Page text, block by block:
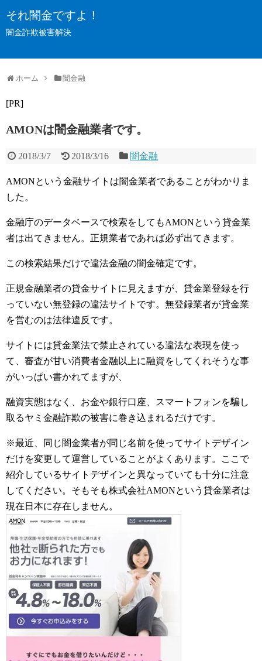
それ闇金ですよ！
闇金詐欺被害解決
ホーム 闇金融
[PR]
AMONは闇金融業者です。
2018/3/7 2018/3/16 闇金融
AMONという金融サイトは闇金業者であることがわかりま
した。
金融庁のデータベースで検索をしてもAMONという貸金業
者は出てきません。正規業者であれば必ず出てきます。
この検索結果だけで違法金融の闇金確定です。
正規金融業者の貸金サイトに見えますが、貸金業登録を行
っていない無登録の違法サイトです。無登録業者が貸金業
を営むのは法律違反です。
サイトには貸金業法で禁止されている違法な表現を使っ
て、審査が甘い消費者金融以上に融資をしてくれそうな事
がいっぱい書かれてますが、
融資実態はなく、お金や銀行口座、スマートフォンを騙し
取るヤミ金融詐欺の被害に巻き込まれるだけです。
※最近、同じ闇金業者が同じ名前を使ってサイトデザイン
だけを変更して運営していることがよくあります。ここで
紹介しているサイトデザインと異なっていても十分に注意
してください。そもそも株式会社AMONという貸金業者は
現在日本に存在しません。